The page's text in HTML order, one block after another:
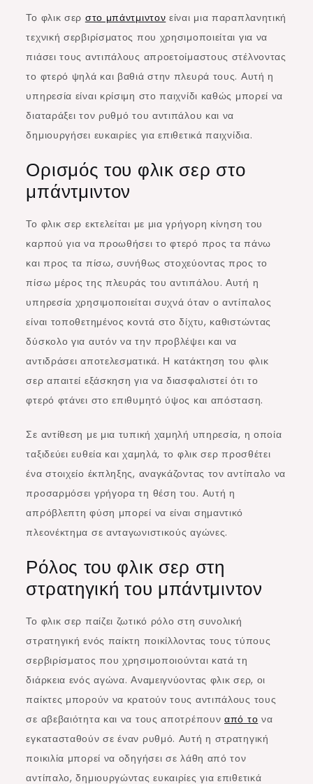
Το φλικ σερ στο μπάντμιντον είναι μια παραπλανητική
τεχνική σερβιρίσματος που χρησιμοποιείται για να
πιάσει τους αντιπάλους απροετοίμαστους στέλνοντας
το φτερό ψηλά και βαθιά στην πλευρά τους. Αυτή η
υπηρεσία είναι κρίσιμη στο παιχνίδι καθώς μπορεί να
διαταράξει τον ρυθμό του αντιπάλου και να
δημιουργήσει ευκαιρίες για επιθετικά παιχνίδια.
Ορισμός του φλικ σερ στο
μπάντμιντον
Το φλικ σερ εκτελείται με μια γρήγορη κίνηση του
καρπού για να προωθήσει το φτερό προς τα πάνω
και προς τα πίσω, συνήθως στοχεύοντας προς το
πίσω μέρος της πλευράς του αντιπάλου. Αυτή η
υπηρεσία χρησιμοποιείται συχνά όταν ο αντίπαλος
είναι τοποθετημένος κοντά στο δίχτυ, καθιστώντας
δύσκολο για αυτόν να την προβλέψει και να
αντιδράσει αποτελεσματικά. Η κατάκτηση του φλικ
σερ απαιτεί εξάσκηση για να διασφαλιστεί ότι το
φτερό φτάνει στο επιθυμητό ύψος και απόσταση.
Σε αντίθεση με μια τυπική χαμηλή υπηρεσία, η οποία
ταξιδεύει ευθεία και χαμηλά, το φλικ σερ προσθέτει
ένα στοιχείο έκπληξης, αναγκάζοντας τον αντίπαλο να
προσαρμόσει γρήγορα τη θέση του. Αυτή η
απρόβλεπτη φύση μπορεί να είναι σημαντικό
πλεονέκτημα σε ανταγωνιστικούς αγώνες.
Ρόλος του φλικ σερ στη
στρατηγική του μπάντμιντον
Το φλικ σερ παίζει ζωτικό ρόλο στη συνολική
στρατηγική ενός παίκτη ποικίλλοντας τους τύπους
σερβιρίσματος που χρησιμοποιούνται κατά τη
διάρκεια ενός αγώνα. Αναμειγνύοντας φλικ σερ, οι
παίκτες μπορούν να κρατούν τους αντιπάλους τους
σε αβεβαιότητα και να τους αποτρέπουναπό το να
εγκατασταθούν σε έναν ρυθμό. Αυτή η στρατηγική
ποικιλία μπορεί να οδηγήσει σε λάθη από τον
αντίπαλο, δημιουργώντας ευκαιρίες για επιθετικά